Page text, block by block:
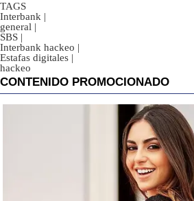
TAGS
Interbank |
general |
SBS |
Interbank hackeo |
Estafas digitales |
hackeo